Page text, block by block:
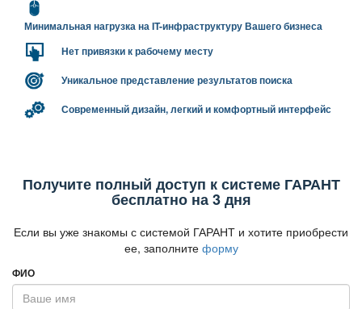
Минимальная нагрузка на IT-инфраструктуру Вашего бизнеса
Нет привязки к рабочему месту
Уникальное представление результатов поиска
Современный дизайн, легкий и комфортный интерфейс
Получите полный доступ к системе ГАРАНТ
есплатно на 3 дня
Если вы уже знакомы с системой ГАРАНТ и хотите приобрести
ее, заполните форму
ФИО